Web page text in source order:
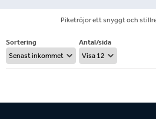
Piketröjor ett snyggt och
Sortering Antal/sida